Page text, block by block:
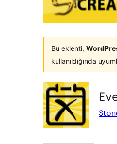
Bu eklenti,
kullanıldığında